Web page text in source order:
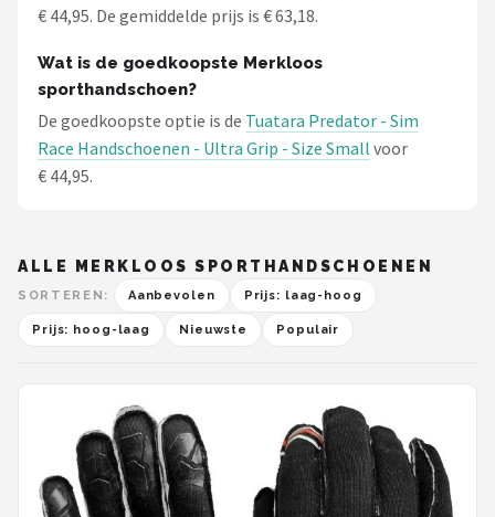
€ 44,95. De gemiddelde prijs is € 63,18.
Wat is de goedkoopste Merkloos
sporthandschoen?
De goedkoopste optie is de Tuatara Predator - Sim
Race Handschoenen - Ultra Grip - Size Small voor
€ 44,95.
ALLE MERKLOOS SPORTHANDSCHOENEN
SORTEREN: Aanbevolen Prijs: laag-hoog
Prijs: hoog-laag Nieuwste Populair